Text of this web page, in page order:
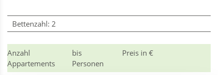
Bettenzahl: 2
Anzahl
Appartements
bis
Personen
Preis in €